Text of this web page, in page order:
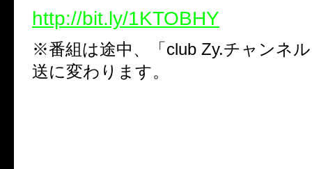
http://bit.ly/1KTOBHY
※番組は途中、「club Zy.チャンネ
送に変わります。